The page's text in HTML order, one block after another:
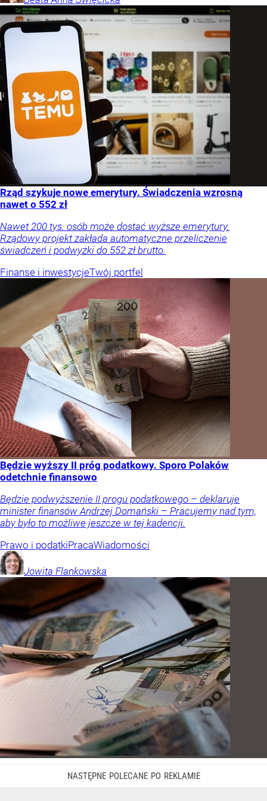
Rząd szykuje nowe emerytury. Świadczenia wzrosną
nawet o 552 zł
Nawet 200 tys. osób może dostać wyższe emerytury.
Rządowy projekt zakłada automatyczne przeliczenie
świadczeń i podwyżki do 552 zł brutto.
Finanse i inwestycjeTwój portfel
Będzie wyższy II próg podatkowy. Sporo Polaków
odetchnie finansowo
Będzie podwyższenie II progu podatkowego – deklaruje
minister finansów Andrzej Domański – Pracujemy nad tym,
aby było to możliwe jeszcze w tej kadencji.
Prawo i podatkiPracaWiadomości
Jowita Flankowska